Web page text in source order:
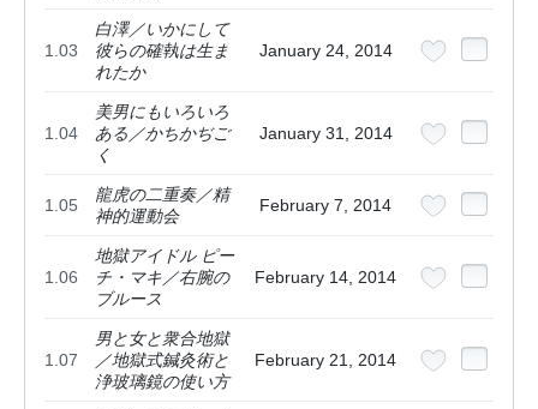
1.03
白澤／いかにして
彼らの確執は生ま
れたか
January 24, 2014
1.04
美男にもいろいろ
ある／かちかぢご
く
January 31, 2014
1.05
龍虎の二重奏／精
神的運動会
February 7, 2014
1.06
地獄アイドル ピー
チ・マキ／右腕の
ブルース
February 14, 2014
1.07
男と女と衆合地獄
／地獄式鍼灸術と
浄玻璃鏡の使い方
February 21, 2014